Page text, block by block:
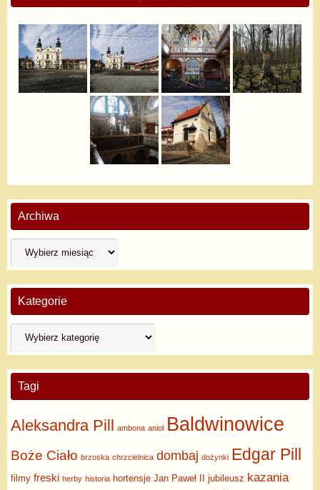
Archiwa
Kategorie
Tagi
Aleksandra Pill ambona anioł Baldwinowice
Boże Ciało brzoska chrzcielnica dombaj dożynki Edgar Pill
filmy freski herby historia hortensje Jan Paweł II jubileusz kazania